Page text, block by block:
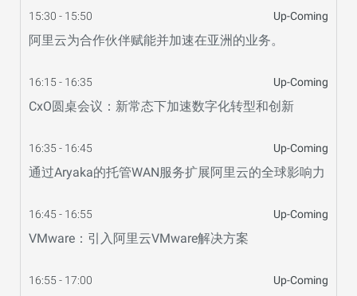
15:30 - 15:50 Up-Coming
阿里云为合作伙伴赋能并加速在亚洲的业务。
16:15 - 16:35 Up-Coming
CxO圆桌会议：新常态下加速数字化转型和创新
16:35 - 16:45 Up-Coming
通过Aryaka的托管WAN服务扩展阿里云的全球影响力
16:45 - 16:55 Up-Coming
VMware：引入阿里云VMware解决方案
16:55 - 17:00 Up-Coming